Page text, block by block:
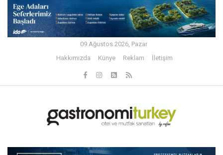
09 Ağustos 2026, Pazar
Hakkımızda
Künye Reklam İletişim